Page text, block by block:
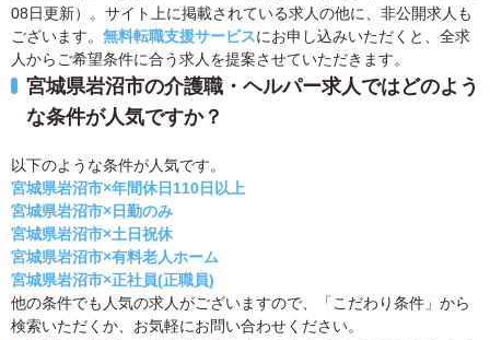
08日更新）。サイト上に掲載されている求人の他に、非公開求人も
ございます。 無料転職支援サービスにお申し込みいただくと、全求
人からご希望条件に合う求人を提案させていただきます。
宮城県岩沼市の介護職・ヘルパー求人ではどのよう
な条件が人気ですか？
以下のような条件が人気です。
宮城県岩沼市×年間休日110日以上
宮城県岩沼市×日勤のみ
宮城県岩沼市×土日祝休
宮城県岩沼市×有料老人ホーム
宮城県岩沼市×正社員(正職員)
他の条件でも人気の求人がございますので、「こだわり条件」から
検索いただくか、お気軽にお問い合わせください。